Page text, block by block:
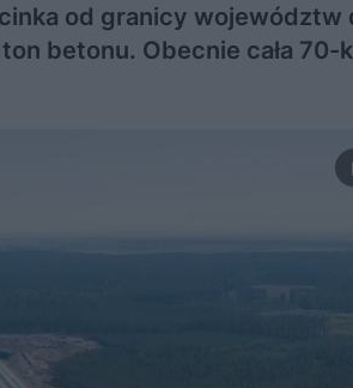
od granicy województw
betonu. Obecnie cała 70-